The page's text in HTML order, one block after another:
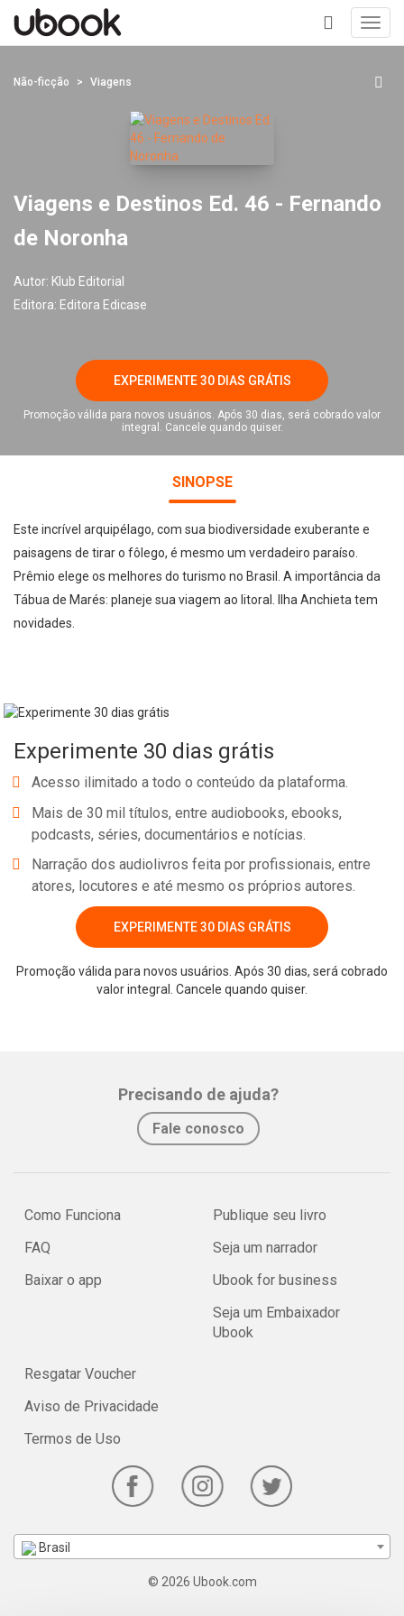
+
Não-ficção Viagens
Viagens e Destinos Ed. 46 - Fernando
de Noronha
Autor: Klub Editorial
Editora: Editora Edicase
EXPERIMENTE 30 DIAS GRÁTIS
Promoção válida para novos usuários. Após 30 dias, será cobrado valor
integral. Cancele quando quiser.
SINOPSE
Este incrível arquipélago, com sua biodiversidade exuberante e
paisagens de tirar o fôlego, é mesmo um verdadeiro paraíso.
Prêmio elege os melhores do turismo no Brasil. A importância da
Tábua de Marés: planeje sua viagem ao litoral. Ilha Anchieta tem
novidades.
Experimente 30 dias grátis
Acesso ilimitado a todo o conteúdo da plataforma.
Mais de 30 mil títulos, entre audiobooks, ebooks,
podcasts, séries, documentários e notícias.
Narração dos audiolivros feita por profissionais, entre
atores, locutores e até mesmo os próprios autores.
EXPERIMENTE 30 DIAS GRÁTIS
Promoção válida para novos usuários. Após 30 dias, será cobrado
valor integral. Cancele quando quiser.
Precisando de ajuda?
Fale conosco
Como Funciona
FAQ
Baixar o app
Publique seu livro
Seja um narrador
Ubook for business
Seja um Embaixador
Ubook
Resgatar Voucher
Aviso de Privacidade
Termos de Uso
Brasil
© 2026 Ubook.com